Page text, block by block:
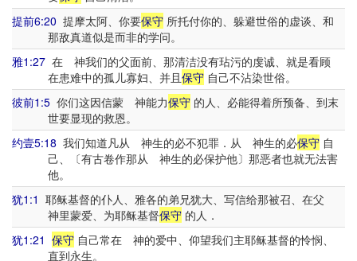
提前6:20 提摩太阿、你要保守 所托付你的、躲避世俗的虚谈、和
那敌真道似是而非的学问。
雅1:27 在 神我们的父面前、那清洁没有玷污的虔诚、就是看顾
在患难中的孤儿寡妇、并且保守自己不沾染世俗。
彼前1:5 你们这因信蒙 神能力保守 的人、必能得着所预备、到末
世要显现的救恩。
约壹5:18 我们知道凡从 神生的必不犯罪．从 神生的必保守 自
己、〔有古卷作那从 神生的必保护他〕那恶者也就无法害
他。
犹1:1 耶稣基督的仆人、雅各的弟兄犹大、写信给那被召、在父
神里蒙爱、为耶稣基督保守的人．
犹1:21 保守 自己常在 神的爱中、仰望我们主耶稣基督的怜悯、
直到永生。